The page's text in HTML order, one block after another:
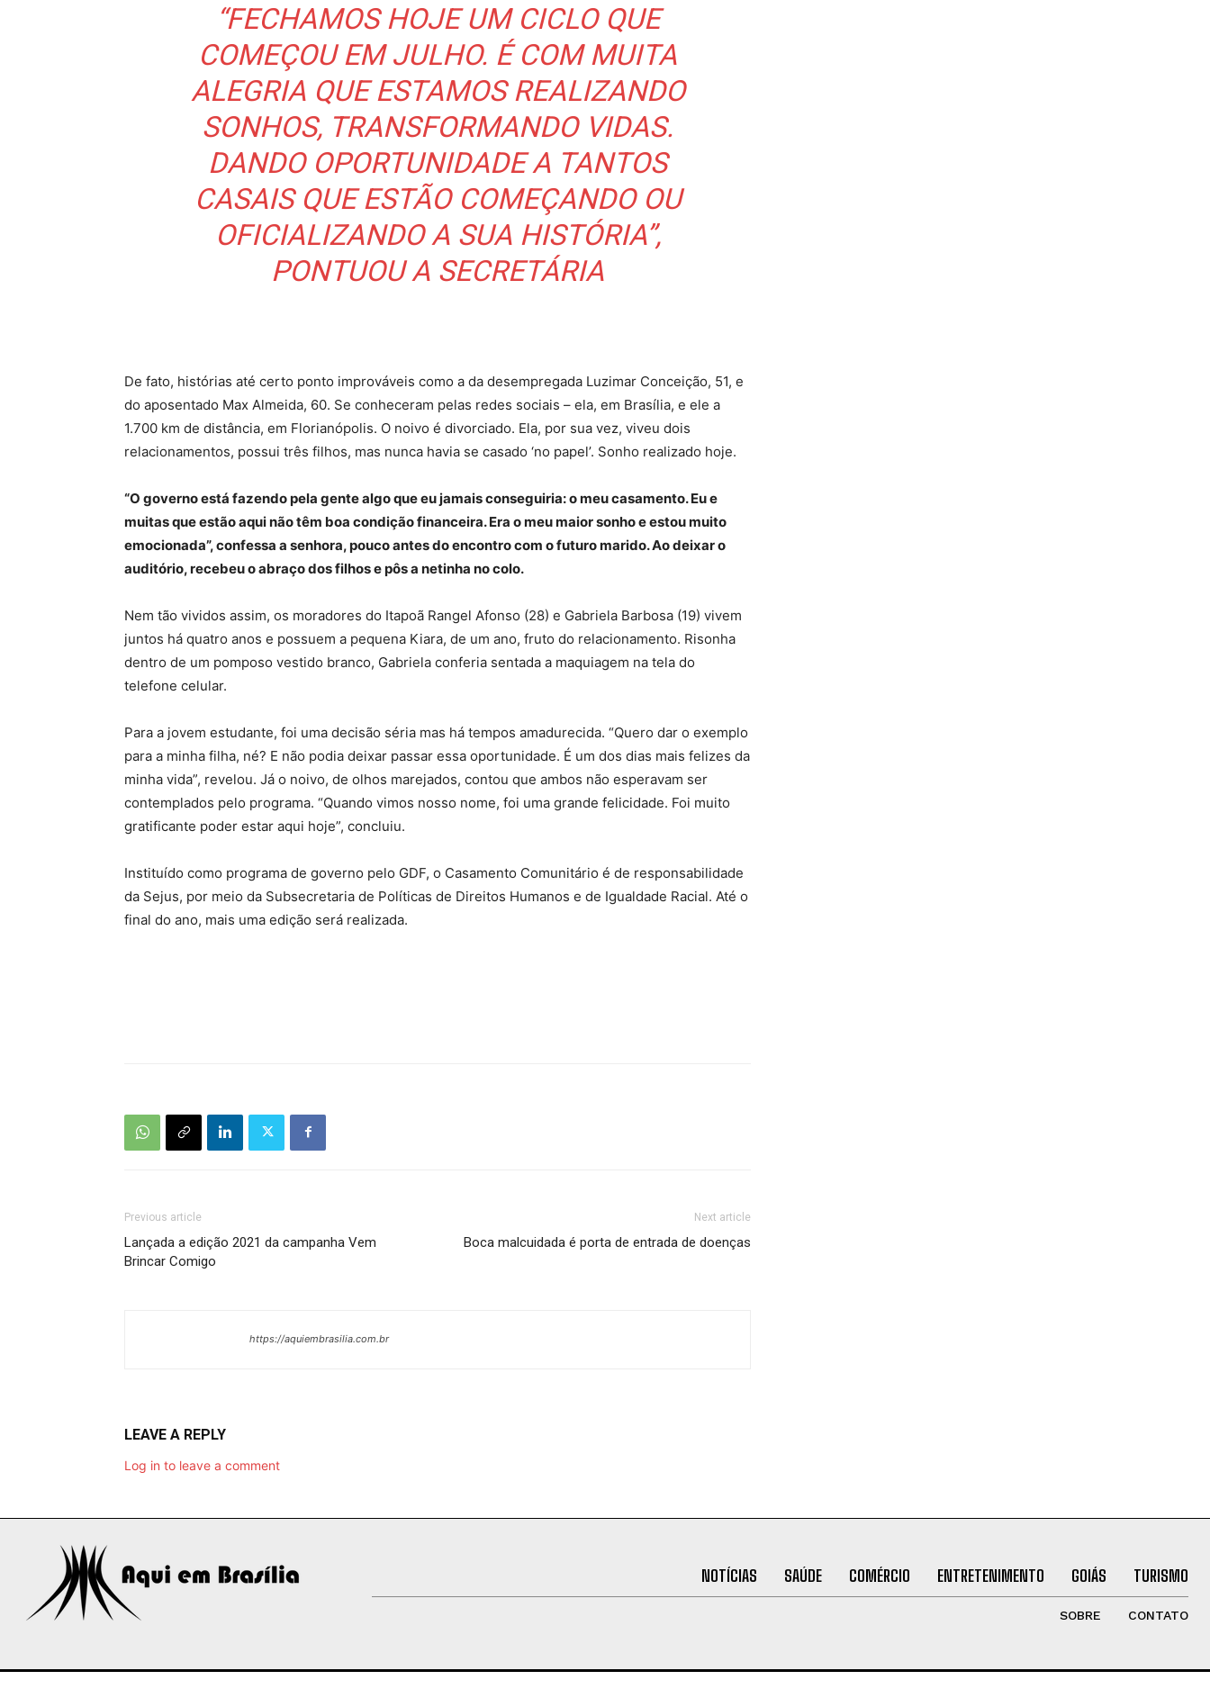
“FECHAMOS HOJE UM CICLO QUE
COMEÇOU EM JULHO. É COM MUITA
ALEGRIA QUE ESTAMOS REALIZANDO
SONHOS, TRANSFORMANDO VIDAS.
DANDO OPORTUNIDADE A TANTOS
CASAIS QUE ESTÃO COMEÇANDO OU
OFICIALIZANDO A SUA HISTÓRIA”,
PONTUOU A SECRETÁRIA
De fato, histórias até certo ponto improváveis como a da desempregada Luzimar Conceição, 51, e
do aposentado Max Almeida, 60. Se conheceram pelas redes sociais – ela, em Brasília, e ele a
1.700 km de distância, em Florianópolis. O noivo é divorciado. Ela, por sua vez, viveu dois
relacionamentos, possui três filhos, mas nunca havia se casado ‘no papel’. Sonho realizado hoje.
“O governo está fazendo pela gente algo que eu jamais conseguiria: o meu casamento. Eu e
muitas que estão aqui não têm boa condição financeira. Era o meu maior sonho e estou muito
emocionada”, confessa a senhora, pouco antes do encontro com o futuro marido. Ao deixar o
auditório, recebeu o abraço dos filhos e pôs a netinha no colo.
Nem tão vividos assim, os moradores do Itapoã Rangel Afonso (28) e Gabriela Barbosa (19) vivem
juntos há quatro anos e possuem a pequena Kiara, de um ano, fruto do relacionamento. Risonha
dentro de um pomposo vestido branco, Gabriela conferia sentada a maquiagem na tela do
telefone celular.
Para a jovem estudante, foi uma decisão séria mas há tempos amadurecida. “Quero dar o exemplo
para a minha filha, né? E não podia deixar passar essa oportunidade. É um dos dias mais felizes da
minha vida”, revelou. Já o noivo, de olhos marejados, contou que ambos não esperavam ser
contemplados pelo programa. “Quando vimos nosso nome, foi uma grande felicidade. Foi muito
gratificante poder estar aqui hoje”, concluiu.
Instituído como programa de governo pelo GDF, o Casamento Comunitário é de responsabilidade
da Sejus, por meio da Subsecretaria de Políticas de Direitos Humanos e de Igualdade Racial. Até o
final do ano, mais uma edição será realizada.
Previous article
Lançada a edição 2021 da campanha Vem
Brincar Comigo
Next article
Boca malcuidada é porta de entrada de doenças
https://aquiembrasilia.com.br
LEAVE A REPLY
Log in to leave a comment
NOTÍCIAS SAÚDE COMÉRCIO ENTRETENIMENTO GOIÁS TURISMO
SOBRE CONTATO